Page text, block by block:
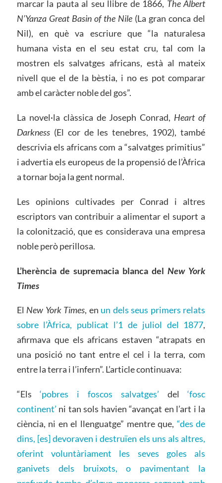
marcar la pauta al seu llibre de 1866, The Albert
N’Yanza Great Basin of the Nile (La gran conca del
Nil), en què va escriure que “la naturalesa
humana vista en el seu estat cru, tal com la
mostren els salvatges africans, està al mateix
nivell que el de la bèstia, i no es pot comparar
amb el caràcter noble del gos”.
La novel·la clàssica de Joseph Conrad, Heart of
Darkness(El cor de les tenebres, 1902), també
descrivia els africans com a “salvatges primitius”
i advertia els europeus de la propensió de l’Àfrica
a tornar boja la gent normal.
Les opinions cultivades per Conrad i altres
escriptors van contribuir a alimentar el suport a
la colonització, que es considerava una empresa
noble però perillosa.
L’herència de supremacia blanca del New York
Times
El New York Times, en un dels seus primers relats
sobre l’Àfrica, publicat l’1 de juliol del 1877,
afirmava que els africans estaven “atrapats en
una posició no tant entre el cel i la terra, com
entre la terra i l’infern”. L’article continuava:
“Els‘pobres i foscos salvatges’ del‘fosc
continent’ ni tan sols havien “avançat en l’art i la
ciència, ni en el llenguatge” mentre que, “des de
dins, [es] devoraven i destruïen els uns als altres,
oferint voluntàriament les seves goles als
ganivets dels bruixots, o pavimentant la